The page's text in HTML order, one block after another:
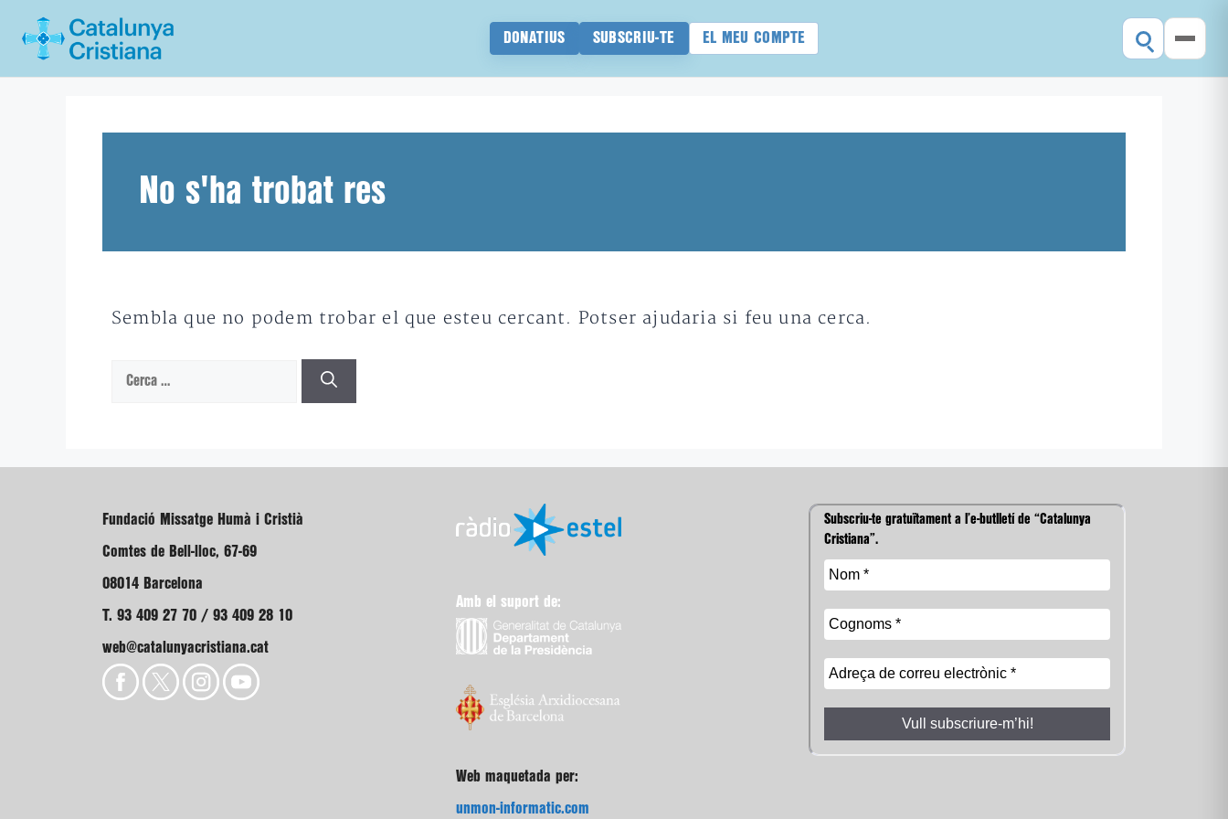
DONATIUS SUBSCRIU-TE EL MEU COMPTE
No s'ha trobat res
Sembla que no podem trobar el que esteu cercant. Potser ajudaria si feu una cerca.
Cerca:
Fundació Missatge Humà i Cristià
Comtes de Bell-lloc, 67-69
08014 Barcelona
T. 93 409 27 70 / 93 409 28 10
web@catalunyacristiana.cat
Amb el suport de:
Web maquetada per:
unmon-informatic.com
Subscriu-te gratuïtament a l’e-butlletí de “Catalunya
Cristiana”.